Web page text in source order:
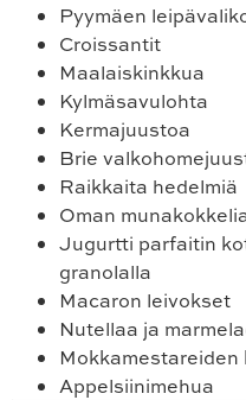
Pyymäen
Croissantit
Maalaiskinkkua
Kylmäsavulohta
Kermajuustoa
Brie
Raikkaita hedelmiä
Oman
Jugurtti parfaitin
granolalla
Macaron leivokset
Nutellaa ja
Appelsiinimehua